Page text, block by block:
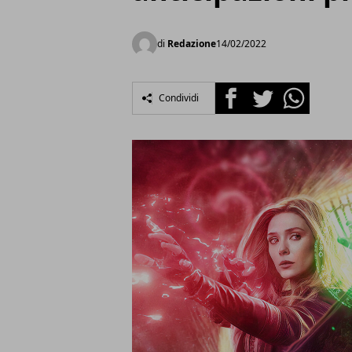
di Redazione14/02/2022
Condividi FacebookTwitterWhatsapp